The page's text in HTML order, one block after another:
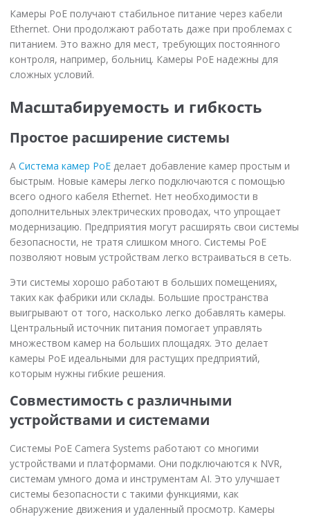
Камеры PoE получают стабильное питание через кабели
Ethernet. Они продолжают работать даже при проблемах с
питанием. Это важно для мест, требующих постоянного
контроля, например, больниц. Камеры PoE надежны для
сложных условий.
Масштабируемость и гибкость
Простое расширение системы
А Система камер PoE делает добавление камер простым и
быстрым. Новые камеры легко подключаются с помощью
всего одного кабеля Ethernet. Нет необходимости в
дополнительных электрических проводах, что упрощает
модернизацию. Предприятия могут расширять свои системы
безопасности, не тратя слишком много. Системы PoE
позволяют новым устройствам легко встраиваться в сеть.
Эти системы хорошо работают в больших помещениях,
таких как фабрики или склады. Большие пространства
выигрывают от того, насколько легко добавлять камеры.
Центральный источник питания помогает управлять
множеством камер на больших площадях. Это делает
камеры PoE идеальными для растущих предприятий,
которым нужны гибкие решения.
Совместимость с различными
устройствами и системами
Системы PoE Camera Systems работают со многими
устройствами и платформами. Они подключаются к NVR,
системам умного дома и инструментам AI. Это улучшает
системы безопасности с такими функциями, как
обнаружение движения и удаленный просмотр. Камеры